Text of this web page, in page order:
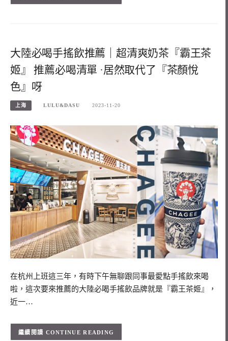
大陸必喝手搖飲推薦｜超清爽奶茶『霸王茶
姬』 推薦必喝清單 ·居然取代了『茶顏悅
色』呀
上海 LULU&DASU 2023-11-20
在杭州上班這三年，有時下午無聊跟同事最愛點手搖飲來喝
啦，這次要來推薦的大陸必喝手搖飲品牌就是『霸王茶姬』，
近一…
CONTINUE READING